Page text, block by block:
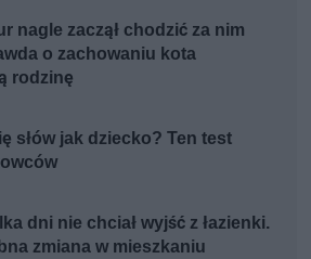
nagle zaczął chodzić za nim
o zachowaniu kota
rodzinę
słów jak dziecko? Ten test
dni nie chciał wyjść z łazienki.
zmiana w mieszkaniu